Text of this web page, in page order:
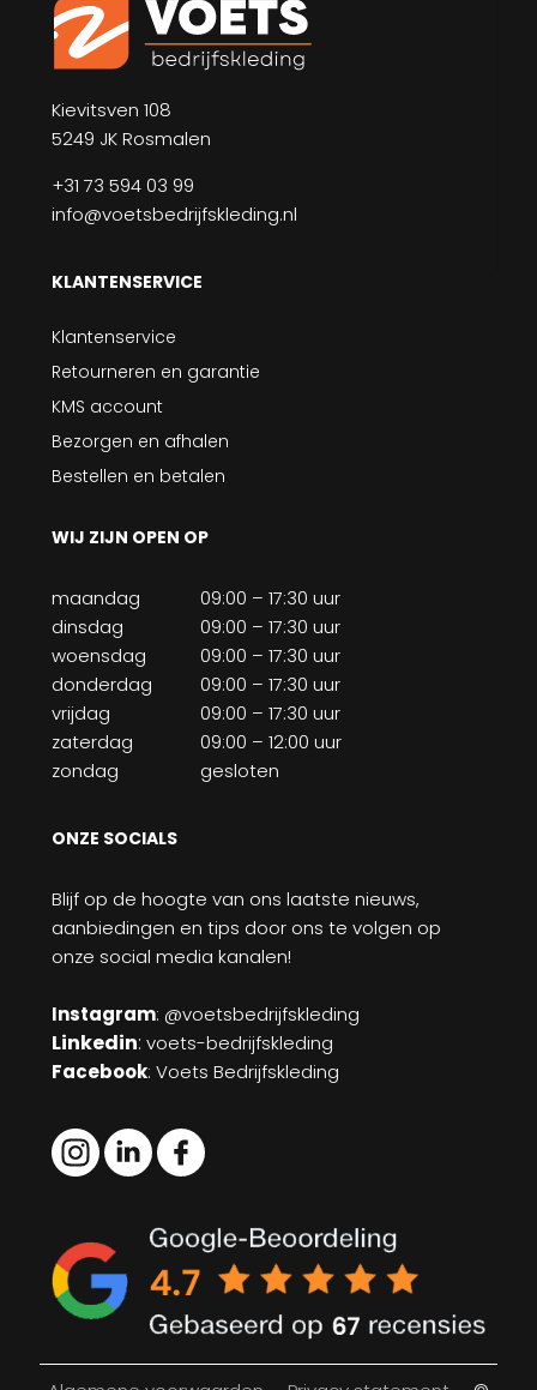
Kievitsven 108
5249 JK Rosmalen
+31 73 594 03 99
info@voetsbedrijfskleding.nl
KLANTENSERVICE
Klantenservice
Retourneren en garantie
KMS account
Bezorgen en afhalen
Bestellen en betalen
WIJ ZIJN OPEN OP
maandag
09:00 – 17:30 uur
dinsdag
09:00 – 17:30 uur
woensdag
09:00 – 17:30 uur
donderdag
09:00 – 17:30 uur
vrijdag
09:00 – 17:30 uur
zaterdag
09:00 – 12:00 uur
zondag
gesloten
ONZE SOCIALS
Blijf op de hoogte van ons laatste nieuws,
aanbiedingen en tips door ons te volgen op
onze social media kanalen!
Instagram: @voetsbedrijfskleding
Linkedin: voets-bedrijfskleding
Facebook: Voets Bedrijfskleding